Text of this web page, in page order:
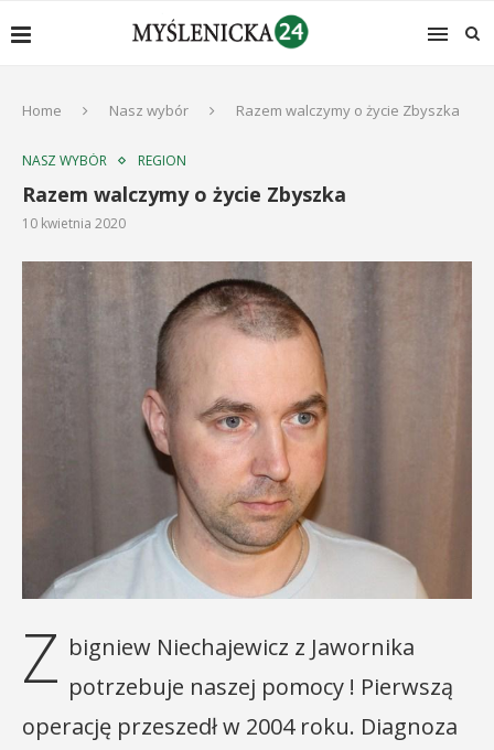
Home Nasz wybór Razem walczymy o życie Zbyszka
NASZ WYBÓR REGION
Razem walczymy o życie Zbyszka
10 kwietnia 2020
Z bigniew Niechajewicz z Jawornika
potrzebuje naszej pomocy ! Pierwszą
operację przeszedł w 2004 roku. Diagnoza